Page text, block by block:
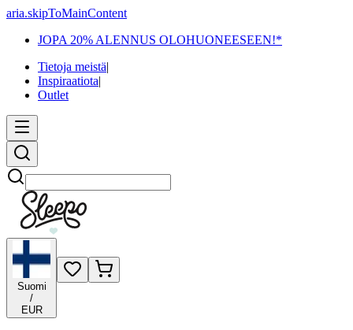
aria.skipToMainContent
JOPA 20% ALENNUS OLOHUONEESEEN!*
Tietoja meistä|
Inspiraatiota|
Outlet
Etsi
Suomi
/
EUR